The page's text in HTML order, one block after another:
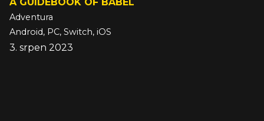
Adventura
Android, PC, Switch, iOS
3. srpen 2023